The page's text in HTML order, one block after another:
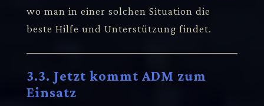
wo man in einer solchen Situation die
beste Hilfe und Unterstützung findet.
3.3. Jetzt kommt ADM zum
Einsatz